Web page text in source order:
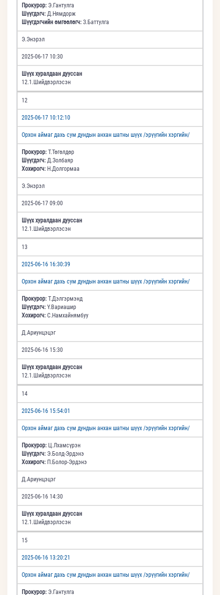
Прокурор: Э.Гантулга
Шүүгдэгч: Д.Нямдорж
Шүүгдэгчийн өмгөөлөгч: З.Баттулга
Э.Энэрэл
2025-06-17 10:30
Шүүх хуралдаан дууссан
12.1.Шийдвэрлэсэн
12
2025-06-17 10:12:10
Орхон аймаг дахь сум дундын анхан шатны шүүх /эрүүгийн хэргийн/
Прокурор: Т.Төгөлдөр
Шүүгдэгч: Д.Золбаяр
Хохирогч: Н.Долгормаа
Э.Энэрэл
2025-06-17 09:00
Шүүх хуралдаан дууссан
12.1.Шийдвэрлэсэн
13
2025-06-16 16:30:39
Орхон аймаг дахь сум дундын анхан шатны шүүх /эрүүгийн хэргийн/
Прокурор: Т.Дэлгэрмэнд
Шүүгдэгч: Ү.Вариашир
Хохирогч: С.Намхайнямбуу
Д.Ариунцэцэг
2025-06-16 15:30
Шүүх хуралдаан дууссан
12.1.Шийдвэрлэсэн
14
2025-06-16 15:54:01
Орхон аймаг дахь сум дундын анхан шатны шүүх /эрүүгийн хэргийн/
Прокурор: Ц.Лхамсүрэн
Шүүгдэгч: Э.Болд-Эрдэнэ
Хохирогч: П.Болор-Эрдэнэ
Д.Ариунцэцэг
2025-06-16 14:30
Шүүх хуралдаан дууссан
12.1.Шийдвэрлэсэн
15
2025-06-16 13:20:21
Орхон аймаг дахь сум дундын анхан шатны шүүх /эрүүгийн хэргийн/
Прокурор: Э.Гантулга